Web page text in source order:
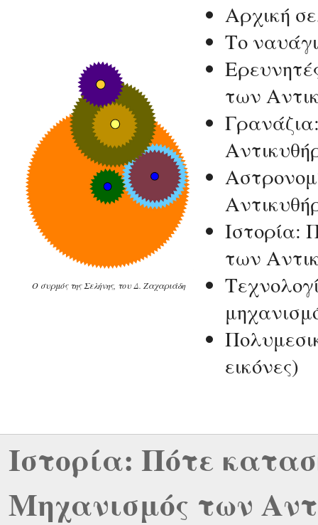
Ο συρμός της Σελήνης, του Δ. Ζαχαριάδη
Αρχική
Το
των
Ιστορία:
των
εικόνες)
Ιστορία: Πότε
Μηχανισμός των